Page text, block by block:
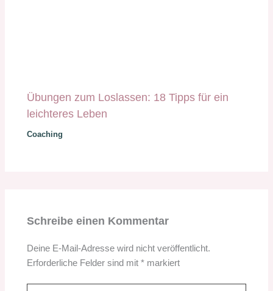
Übungen zum Loslassen: 18 Tipps für ein
leichteres Leben
Coaching
Schreibe einen Kommentar
Deine E-Mail-Adresse wird nicht veröffentlicht.
Erforderliche Felder sind mit* markiert